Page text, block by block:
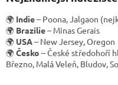
🌍 Indie– Poona, Jalgaon
🌍 Brazílie– Minas Gerais
🌍 USA– New Jersey, Oregon
🌍 Česko – České středohoří
Březno, Malá Veleň, Bludov,